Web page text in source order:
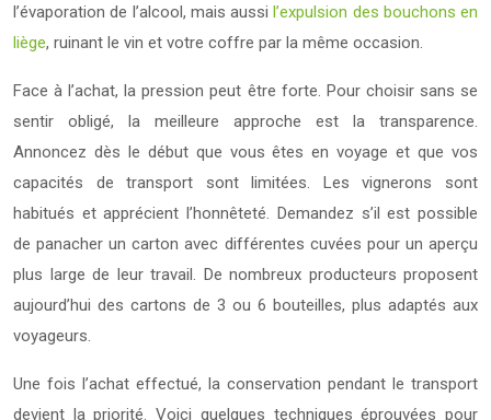
l’évaporation de l’alcool, mais aussil’expulsion des bouchons en
liège, ruinant le vin et votre coffre par la même occasion.
Face à l’achat, la pression peut être forte. Pour choisir sans se
sentir obligé, la meilleure approche est la transparence.
Annoncez dès le début que vous êtes en voyage et que vos
capacités de transport sont limitées. Les vignerons sont
habitués et apprécient l’honnêteté. Demandez s’il est possible
de panacher un carton avec différentes cuvées pour un aperçu
plus large de leur travail. De nombreux producteurs proposent
aujourd’hui des cartons de 3 ou 6 bouteilles, plus adaptés aux
voyageurs.
Une fois l’achat effectué, la conservation pendant le transport
devient la priorité. Voici quelques techniques éprouvées pour